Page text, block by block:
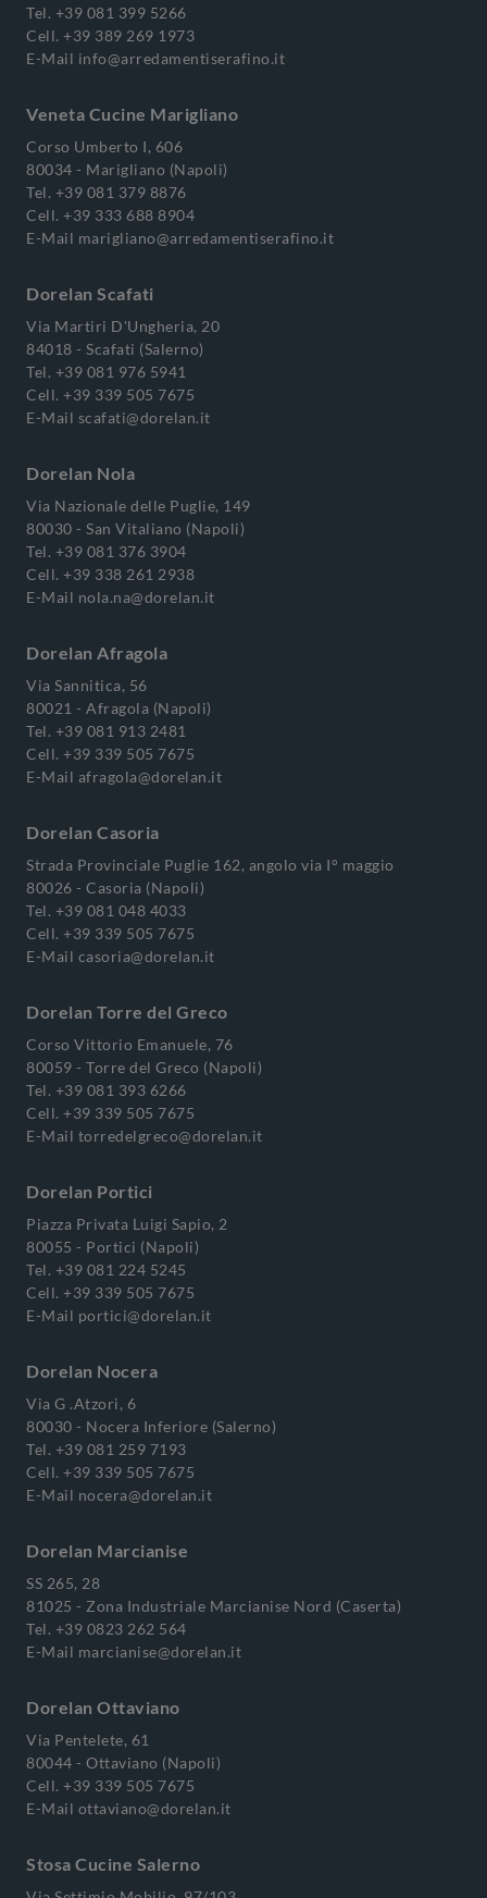
Tel. +39 081 399 5266
Cell. +39 389 269 1973
E-Mail info@arredamentiserafino.it
Veneta Cucine Marigliano
Corso Umberto I, 606
80034 - Marigliano (Napoli)
Tel. +39 081 379 8876
Cell. +39 333 688 8904
E-Mail marigliano@arredamentiserafino.it
Dorelan Scafati
Via Martiri D'Ungheria, 20
84018 - Scafati (Salerno)
Tel. +39 081 976 5941
Cell. +39 339 505 7675
E-Mail scafati@dorelan.it
Dorelan Nola
Via Nazionale delle Puglie, 149
80030 - San Vitaliano (Napoli)
Tel. +39 081 376 3904
Cell. +39 338 261 2938
E-Mail nola.na@dorelan.it
Dorelan Afragola
Via Sannitica, 56
80021 - Afragola (Napoli)
Tel. +39 081 913 2481
Cell. +39 339 505 7675
E-Mail afragola@dorelan.it
Dorelan Casoria
Strada Provinciale Puglie 162, angolo via I° maggio
80026 - Casoria (Napoli)
Tel. +39 081 048 4033
Cell. +39 339 505 7675
E-Mail casoria@dorelan.it
Dorelan Torre del Greco
Corso Vittorio Emanuele, 76
80059 - Torre del Greco (Napoli)
Tel. +39 081 393 6266
Cell. +39 339 505 7675
E-Mail torredelgreco@dorelan.it
Dorelan Portici
Piazza Privata Luigi Sapio, 2
80055 - Portici (Napoli)
Tel. +39 081 224 5245
Cell. +39 339 505 7675
E-Mail portici@dorelan.it
Dorelan Nocera
Via G .Atzori, 6
80030 - Nocera Inferiore (Salerno)
Tel. +39 081 259 7193
Cell. +39 339 505 7675
E-Mail nocera@dorelan.it
Dorelan Marcianise
SS 265, 28
81025 - Zona Industriale Marcianise Nord (Caserta)
Tel. +39 0823 262 564
E-Mail marcianise@dorelan.it
Dorelan Ottaviano
Via Pentelete, 61
80044 - Ottaviano (Napoli)
Cell. +39 339 505 7675
E-Mail ottaviano@dorelan.it
Stosa Cucine Salerno